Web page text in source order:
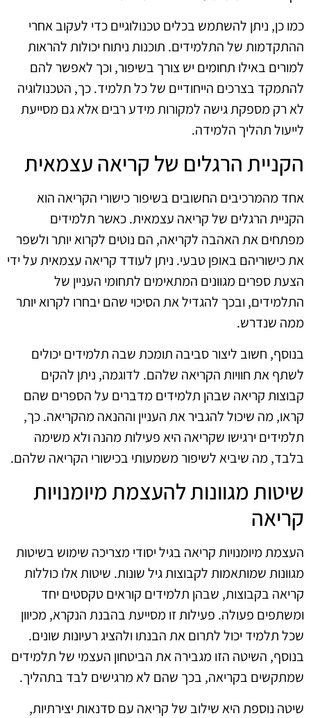
כמו כן, ניתן להשתמש בכלים טכנולוגיים כדי לעקוב אחרי
ההתקדמות של התלמידים. תוכנות ניתוח יכולות להראות
למורים באילו תחומים יש צורך בשיפור, וכך לאפשר להם
להתמקד בצרכים הייחודיים של כל תלמיד. כך, הטכנולוגיה
לא רק מספקת גישה למקורות מידע רבים אלא גם מסייעת
לייעול תהליך הלמידה.
הקניית הרגלים של קריאה עצמאית
אחד מהמרכיבים החשובים בשיפור כישורי הקריאה הוא
הקניית הרגלים של קריאה עצמאית. כאשר תלמידים
מפתחים את האהבה לקריאה, הם נוטים לקרוא יותר ולשפר
את כישוריהם באופן טבעי. ניתן לעודד קריאה עצמאית על ידי
הצעת ספרים מגוונים המתאימים לתחומי העניין של
התלמידים, ובכך להגדיל את הסיכוי שהם יבחרו לקרוא יותר
ממה שנדרש.
בנוסף, חשוב ליצור סביבה תומכת שבה תלמידים יכולים
לשתף את חוויות הקריאה שלהם. לדוגמה, ניתן להקים
קבוצות קריאה שבהן תלמידים מדברים על הספרים שהם
קראו, מה שיכול להגביר את העניין וההנאה מהקריאה. כך,
תלמידים ירגישו שקריאה היא פעילות מהנה ולא משימה
בלבד, מה שיביא לשיפור משמעותי בכישורי הקריאה שלהם.
שיטות מגוונות להעצמת מיומנויות
קריאה
העצמת מיומנויות קריאה בגיל יסודי מצריכה שימוש בשיטות
מגוונות שמותאמות לקבוצות גיל שונות. שיטות אלו כוללות
קריאה בקבוצות, שבהן תלמידים קוראים טקסטים יחד
ומשתפים פעולה. פעילות זו מסייעת בהבנת הנקרא, מכיוון
שכל תלמיד יכול לתרום את הבנתו ולהציג רעיונות שונים.
בנוסף, השיטה הזו מגבירה את הביטחון העצמי של תלמידים
שמתקשים בקריאה, בכך שהם לא מרגישים לבד בתהליך.
שיטה נוספת היא שילוב של קריאה עם סדנאות יצירתיות,